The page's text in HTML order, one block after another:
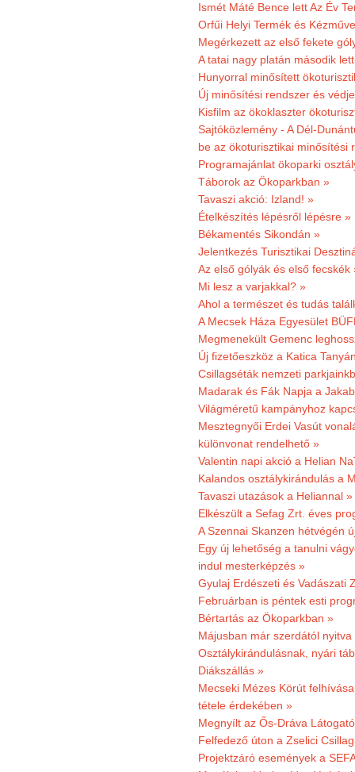
Ismét Máté Bence lett Az Év
Orfűi Helyi Termék és
Megérkezett az első fekete
A tatai nagy platán második
Hunyorral minősített
Új minősítési rendszer és
Kisfilm az ökoklaszter
Sajtóközlemény - A Dél-
be az ökoturisztikai minősítési
Programajánlat ökoparki
Táborok az Ökoparkban »
Tavaszi akció: Izland! »
Ételkészítés lépésről lépésre »
Békamentés Sikondán »
Jelentkezés Turisztikai
Az első gólyák és első fecskék
Mi lesz a varjakkal? »
Ahol a természet és tudás
A Mecsek Háza Egyesület
Megmenekült Gemenc
Új fizetőeszköz a Katica
Csillagséták nemzeti
Madarak és Fák Napja a
Világméretű kampányhoz
Mesztegnyői Erdei Vasút
különvonat rendelhető »
Valentin napi akció a Helian
Kalandos osztálykirándulás a
Tavaszi utazások a Heliannal »
Elkészült a Sefag Zrt. éves
A Szennai Skanzen hétvégén
Egy új lehetőség a tanulni
indul mesterképzés »
Gyulaj Erdészeti és Vadászati
Februárban is péntek esti
Bértartás az Ökoparkban »
Májusban már szerdától
Osztálykirándulásnak, nyári
Diákszállás »
Mecseki Mézes Körút
tétele érdekében »
Megnyílt az Ős-Dráva
Felfedező úton a Zselici
Projektzáró események a